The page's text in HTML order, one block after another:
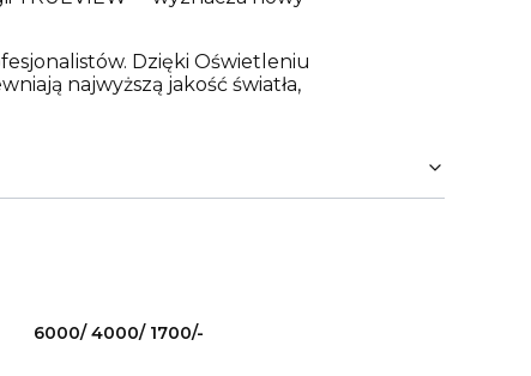
Dzięki Oświetleniu
najwyższą jakość światła,
6000/ 4000/ 1700/-